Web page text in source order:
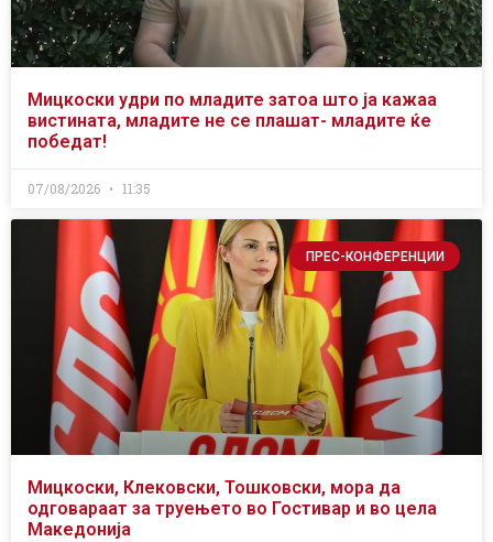
Мицкоски удри по младите затоа што ја кажаа
вистината, младите не се плашат- младите ќе
победат!
07/08/2026 11:35
ПРЕС-КОНФЕРЕНЦИИ
Мицкоски, Клековски, Тошковски, мора да
одговараат за труењето во Гостивар и во цела
Македонија